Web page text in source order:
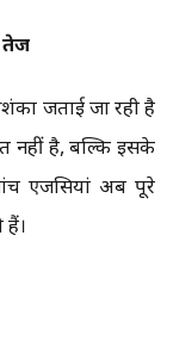
तेज
जताई जा रही है
नहीं है, बल्कि इसके
एजेंसियां अब पूरे